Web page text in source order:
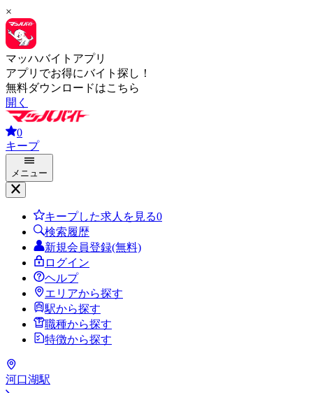
×
マッハバイトアプリ
アプリでお得にバイト探し！
無料ダウンロードはこちら
開く
0
キープ
メニュー
キープした求人を見る0
検索履歴
新規会員登録(無料)
ログイン
ヘルプ
エリアから探す
駅から探す
職種から探す
特徴から探す
河口湖駅